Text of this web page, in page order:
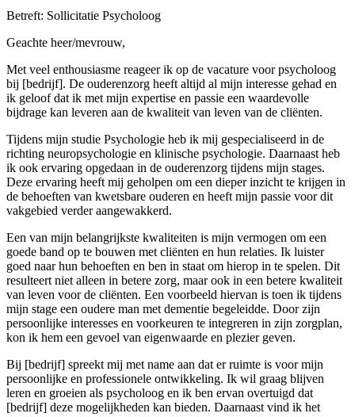
Betreft: Sollicitatie Psycholoog
Geachte heer/mevrouw,
Met veel enthousiasme reageer ik op de vacature voor psycholoog
bij [bedrijf]. De ouderenzorg heeft altijd al mijn interesse gehad en
ik geloof dat ik met mijn expertise en passie een waardevolle
bijdrage kan leveren aan de kwaliteit van leven van de cliënten.
Tijdens mijn studie Psychologie heb ik mij gespecialiseerd in de
richting neuropsychologie en klinische psychologie. Daarnaast heb
ik ook ervaring opgedaan in de ouderenzorg tijdens mijn stages.
Deze ervaring heeft mij geholpen om een dieper inzicht te krijgen in
de behoeften van kwetsbare ouderen en heeft mijn passie voor dit
vakgebied verder aangewakkerd.
Een van mijn belangrijkste kwaliteiten is mijn vermogen om een
goede band op te bouwen met cliënten en hun relaties. Ik luister
goed naar hun behoeften en ben in staat om hierop in te spelen. Dit
resulteert niet alleen in betere zorg, maar ook in een betere kwaliteit
van leven voor de cliënten. Een voorbeeld hiervan is toen ik tijdens
mijn stage een oudere man met dementie begeleidde. Door zijn
persoonlijke interesses en voorkeuren te integreren in zijn zorgplan,
kon ik hem een gevoel van eigenwaarde en plezier geven.
Bij [bedrijf] spreekt mij met name aan dat er ruimte is voor mijn
persoonlijke en professionele ontwikkeling. Ik wil graag blijven
leren en groeien als psycholoog en ik ben ervan overtuigd dat
[bedrijf] deze mogelijkheden kan bieden. Daarnaast vind ik het